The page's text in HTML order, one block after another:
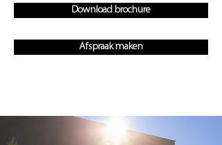
Download brochure
Afspraak maken